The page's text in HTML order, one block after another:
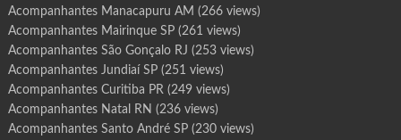
e
r
z
d
e
V
a
s
o
c
Acompanhantes Manacapuru AM (266 views)
Acompanhantes Mairinque SP(261 views)
Acompanhantes São Gonçalo RJ (253 views)
Acompanhantes Jundiaí SP(251 views)
Acompanhantes Curitiba PR(249 views)
Acompanhantes Natal RN (236 views)
Acompanhantes Santo André SP(230 views)